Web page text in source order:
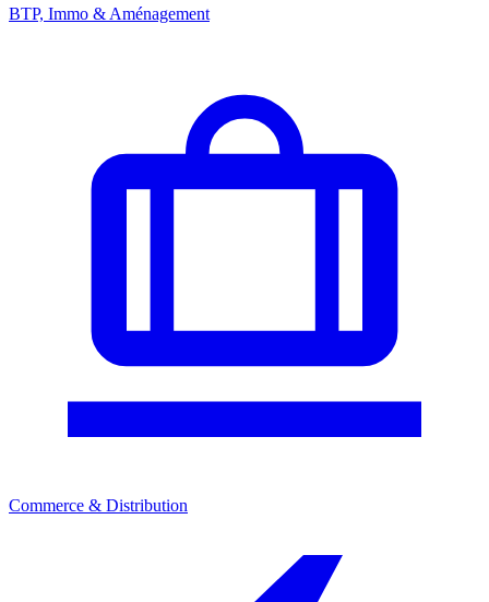
BTP, Immo & Aménagement
Commerce & Distribution